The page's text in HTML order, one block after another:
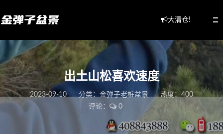
大清仓!
出土山松喜欢速度
2023-09-10 分类： 金弹子老桩盆景
热度：400
评论：
0